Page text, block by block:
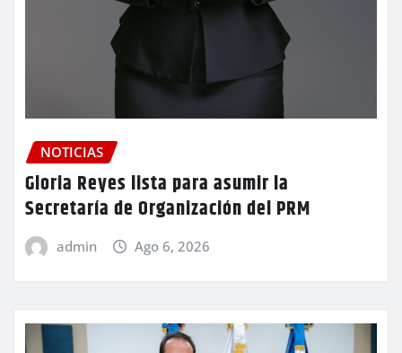
NOTICIAS
Gloria Reyes lista para asumir la
Secretaría de Organización del PRM
admin Ago 6, 2026